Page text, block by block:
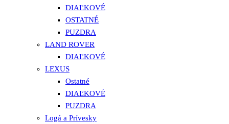
DIAĽKOVÉ
OSTATNÉ
PUZDRA
LAND ROVER
DIAĽKOVÉ
LEXUS
Ostatné
DIAĽKOVÉ
PUZDRA
Logá a Prívesky